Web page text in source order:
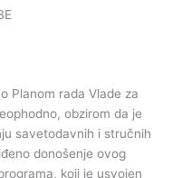
Planom rada Vlade za
obzirom da je
savetodavnih i stručnih
donošenje ovog
koji je usvojen